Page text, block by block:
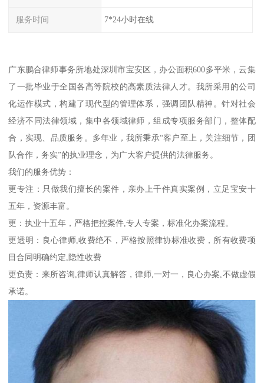
服务时间 7*24小时在线
广东鹏合律师事务所地处深圳市宝安区，办公面积600多平米，云集
了一批毕业于全国各高等院校的高素质法律人才。我所采用的公司
化运作模式，构建了现代型的管理体系，强调团队精神。针对社会
经济不同法律领域，集中各领域律师，组成专项服务部门，整体配
合，实现、品质服务。多年业，我所秉承“客户至上，关注细节，团
队合作，务实”的执业理念，为广大客户提供的法律服务。
我们的服务优势：
更专注：只做我们擅长的案件，亲办上千件真实案例，立足宝安十
五年，资源丰富。
更：执业十五年，严格把控案件,专人专案，标准化办案流程。
更透明：良心律师,收费绝不，严格按照律协标准收费，所有收费项
目合同明确约定,隐性收费
更负责：来所咨询,律师认真解答，律师,一对一，良心办案,不做虚假
承诺。